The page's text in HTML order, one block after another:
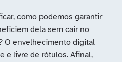
como podemos garantir
dela sem cair no
O envelhecimento digital
e livre de rótulos. Afinal,